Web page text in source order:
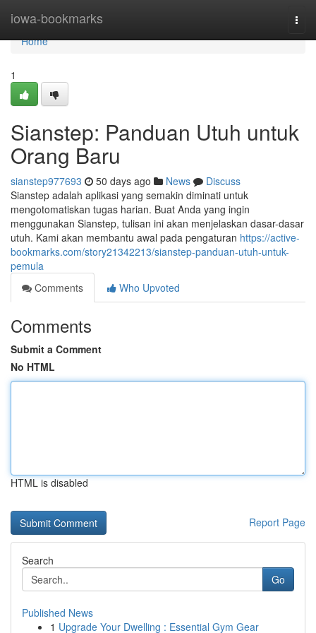
iowa-bookmarks
Home
Home
1
Sianstep: Panduan Utuh untuk
Orang Baru
sianstep977693 50 days ago News
Discuss
Sianstep adalah aplikasi yang semakin diminati untuk
mengotomatiskan tugas harian. Buat Anda yang ingin
menggunakan Sianstep, tulisan ini akan menjelaskan dasar-dasar
utuh. Kami akan membantu awal pada pengaturan https://active-
bookmarks.com/story21342213/sianstep-panduan-utuh-untuk-
pemula
Comments
Who Upvoted
Comments
Submit a Comment
No HTML
HTML is disabled
Report Page
Search
Go
Published News
1 Upgrade Your Dwelling : Essential Gym Gear